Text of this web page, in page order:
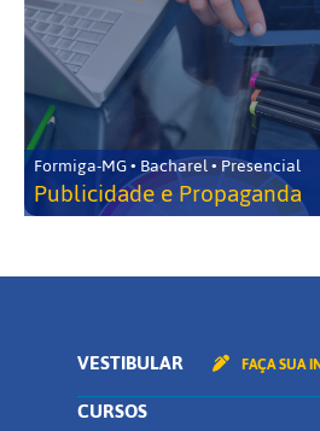
Formiga-MG • Bacharel • Presencial
Publicidade e Propaganda
VESTIBULAR FAÇA SUA
CURSOS